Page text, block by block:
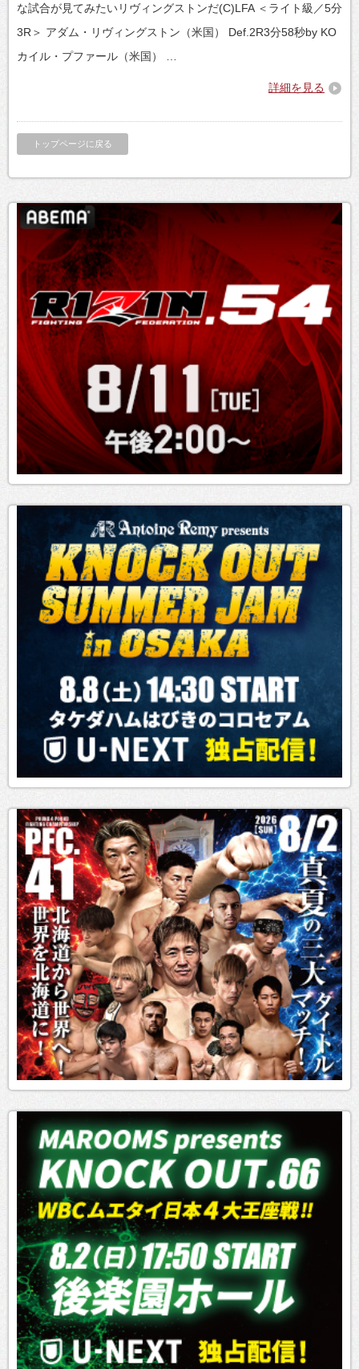
な試合が見てみたいリヴィングストンだ(C)LFA ＜ライト級／5分
3R＞ アダム・リヴィングストン（米国） Def.2R3分58秒by KO
カイル・プファール（米国） …
詳細を見る
トップページに戻る